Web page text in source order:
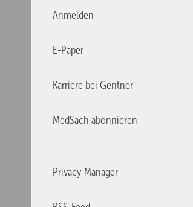
Anmelden
E-Paper
Karriere bei Gentner
MedSach abonnieren
Privacy Manager